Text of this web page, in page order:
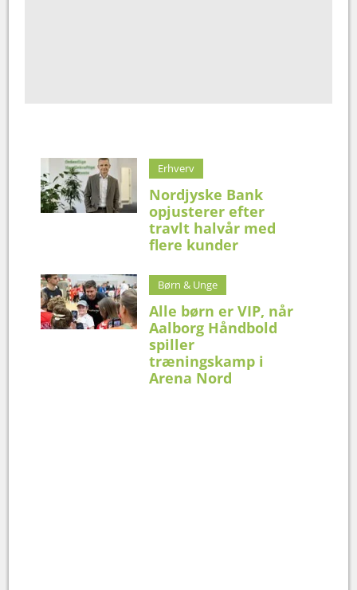
Erhverv
Nordjyske Bank
opjusterer efter
travlt halvår med
flere kunder
Børn & Unge
Alle børn er VIP, når
Aalborg Håndbold
spiller
træningskamp i
Arena Nord